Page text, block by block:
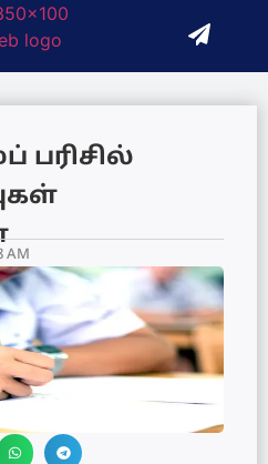
பரிசில்
AM